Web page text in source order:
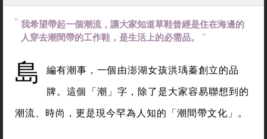
我希望帶起一個潮流，讓大家知道草鞋曾經是住在海邊的
人穿去潮間帶的工作鞋，是生活上的必需品。
島
編有潮事，一個由澎湖女孩洪瑀蓁創立的品
牌。這個「潮」字，除了是大家容易聯想到的
潮流、時尚，更是現今罕為人知的「潮間帶文化」。